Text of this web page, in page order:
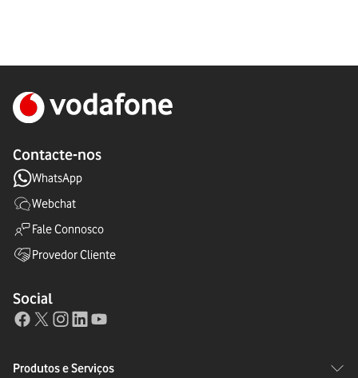
Contacte-nos
WhatsApp
Webchat
Fale Connosco
Provedor Cliente
Social
Produtos e Serviços